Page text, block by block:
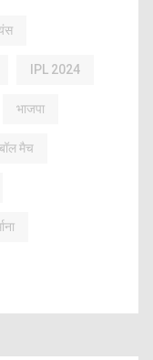
IPL 2024
भाजपा
मैच